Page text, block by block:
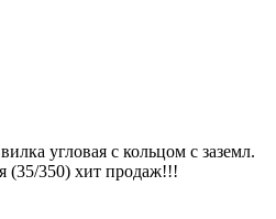
угловая с кольцом с заземл.
(35/350) хит продаж!!!